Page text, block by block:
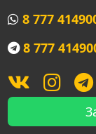
8 777
8 777